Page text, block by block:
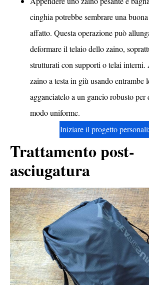
cinghia potrebbe sembrare una
affatto. Questa operazione può
deformare il telaio dello zaino,
strutturati con supporti o telai interni.
zaino a testa in giù usando entrambe
agganciatelo a un gancio robusto
modo uniforme.
Iniziare il progetto
Trattamento post-
asciugatura